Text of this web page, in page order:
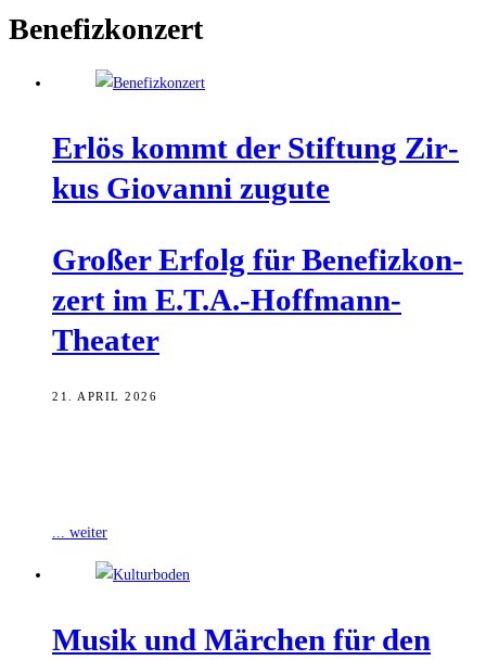
Benefizkonzert
Erlös kommt der Stif­tung Zir­
kus Gio­van­ni zugute
Gro­ßer Erfolg für Bene­fiz­kon­
zert im E.T.A.-Hoffmann-
Theater
21. APRIL 2026
... weiter
Musik und Mär­chen für den